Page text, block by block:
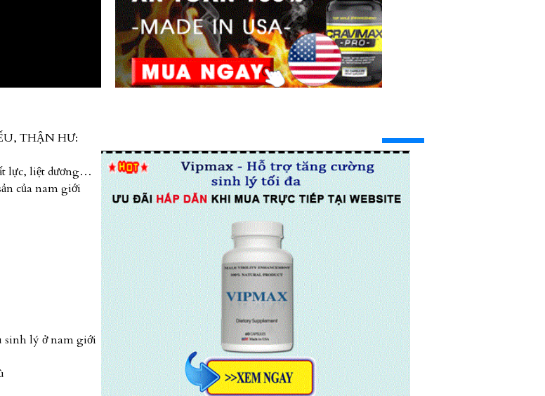
THẬN HƯ:
lực, liệt dương…
của nam giới
sinh lý ở nam giới